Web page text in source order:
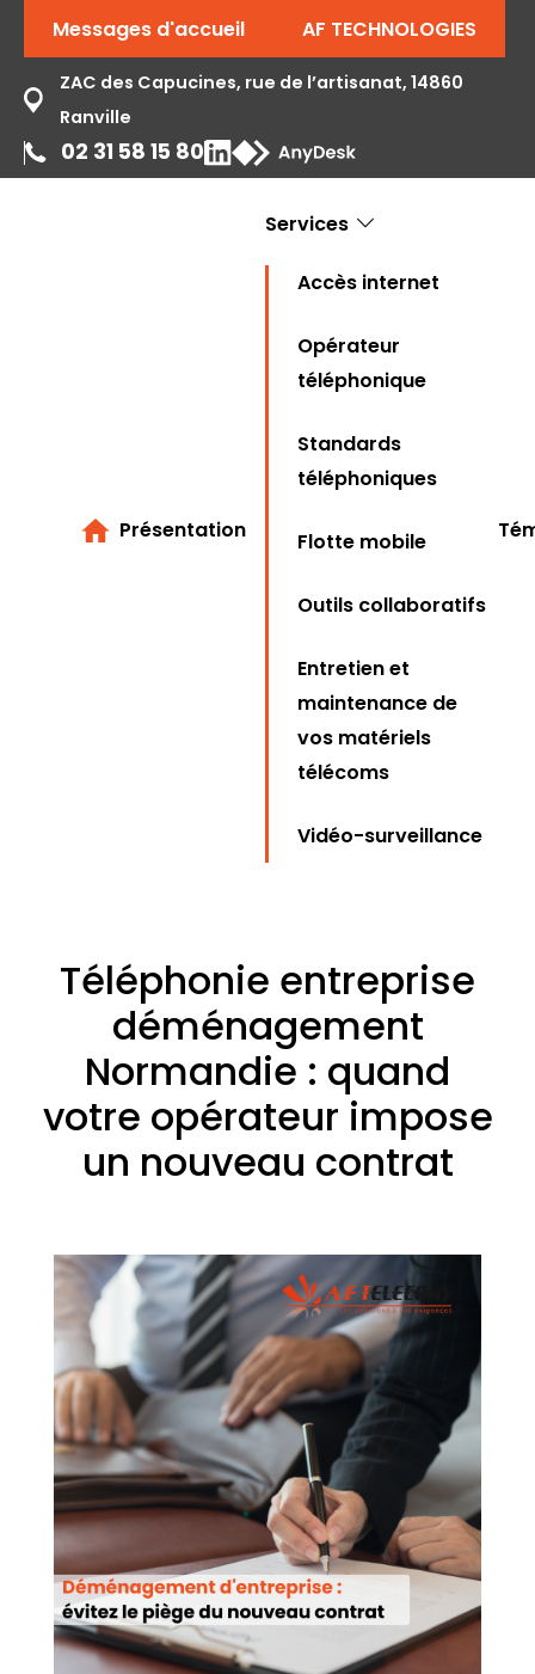
Messages d'accueil AF TECHNOLOGIES
ZAC des Capucines, rue de l’artisanat, 14860
Ranville
02 31 58 15 80
Présentation
Services
Accès internet
Opérateur
téléphonique
Standards
téléphoniques
Flotte mobile
Outils collaboratifs
Entretien et
maintenance de
vos matériels
télécoms
Vidéo-surveillance
Téléphonie entreprise
déménagement
Normandie : quand
votre opérateur impose
un nouveau contrat